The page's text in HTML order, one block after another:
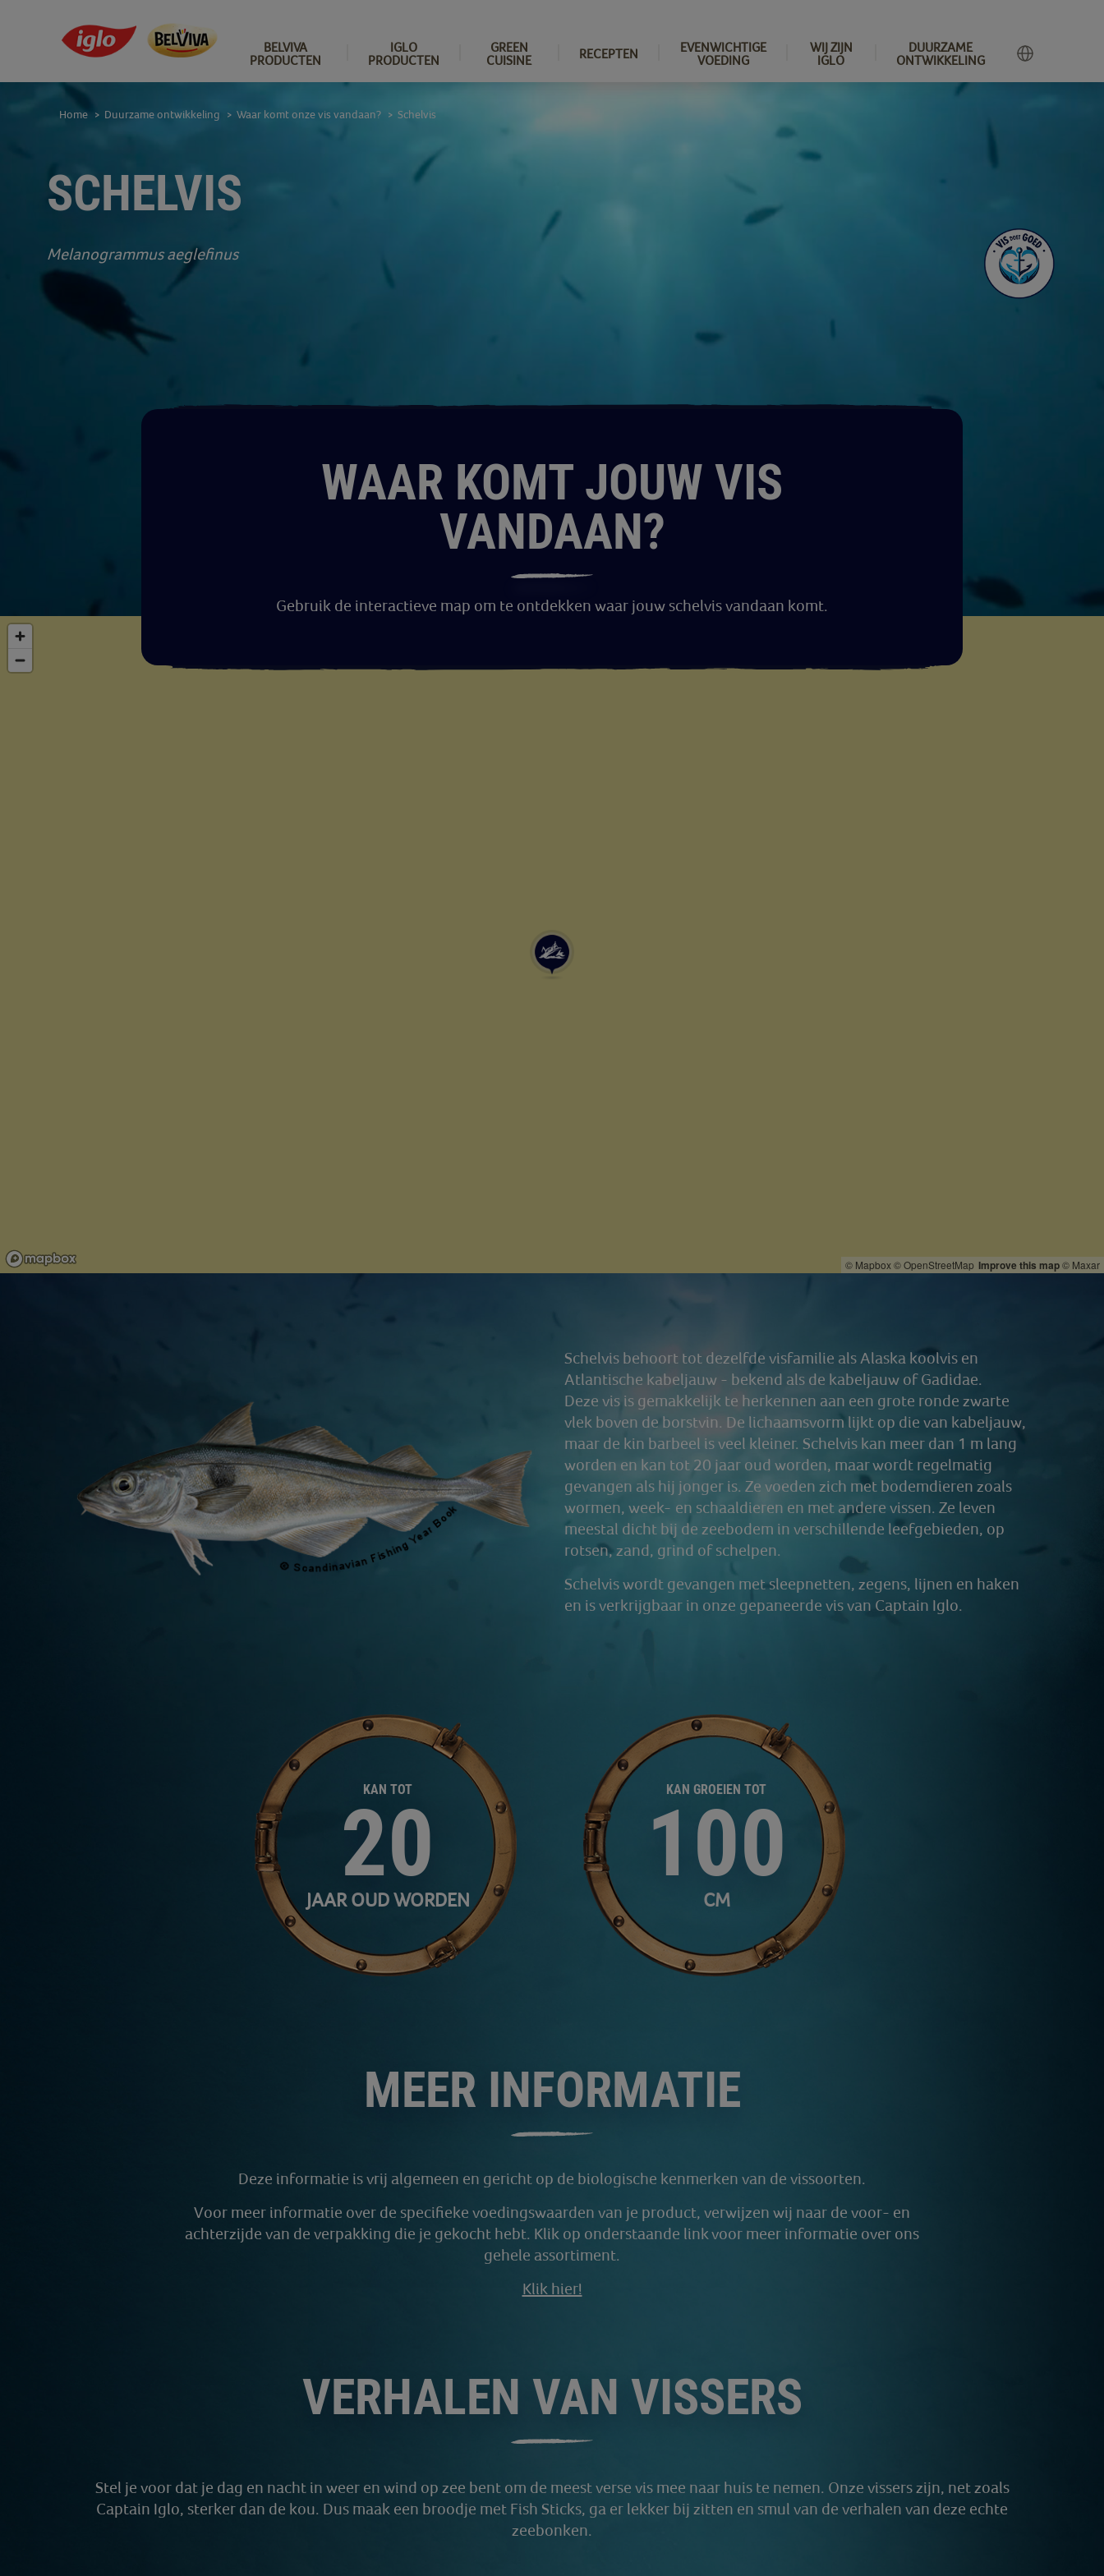
BELVIVA
PRODUCTEN
IGLO
PRODUCTEN
GREEN
CUISINE
RECEPTEN
EVENWICHTIGE
VOEDING
WIJ ZIJN
IGLO
DUURZAME
ONTWIKKELING
SCHELVIS
Melanogrammus aeglefinus
WAAR KOMT JOUW VIS
VANDAAN?
Gebruik de interactieve map om te ontdekken waar jouw schelvis vandaan komt.
Home > Duurzame ontwikkeling > Waar komt onze vis vandaan? > Schelvis
© Mapbox© OpenStreetMap Improve this map© Maxar
Schelvis behoort tot dezelfde visfamilie als Alaska koolvis en
Atlantische kabeljauw - bekend als de kabeljauw of Gadidae.
Deze vis is gemakkelijk te herkennen aan een grote ronde zwarte
vlek boven de borstvin. De lichaamsvorm lijkt op die van kabeljauw,
maar de kin barbeel is veel kleiner. Schelvis kan meer dan 1 m lang
worden en kan tot 20 jaar oud worden, maar wordt regelmatig
gevangen als hij jonger is. Ze voeden zich met bodemdieren zoals
wormen, week- en schaaldieren en met andere vissen. Ze leven
meestal dicht bij de zeebodem in verschillende leefgebieden, op
rotsen, zand, grind of schelpen.
Schelvis wordt gevangen met sleepnetten, zegens, lijnen en haken
en is verkrijgbaar in onze gepaneerde vis van Captain Iglo.
KAN TOT
20
JAAR OUD WORDEN
KAN GROEIEN TOT
100
CM
MEER INFORMATIE
Deze informatie is vrij algemeen en gericht op de biologische kenmerken van de vissoorten.
Voor meer informatie over de specifieke voedingswaarden van je product, verwijzen wij naar de voor- en
achterzijde van de verpakking die je gekocht hebt. Klik op onderstaande link voor meer informatie over ons
gehele assortiment.
Klik hier!
VERHALEN VAN VISSERS
Stel je voor dat je dag en nacht in weer en wind op zee bent om de meest verse vis mee naar huis te nemen. Onze vissers zijn, net zoals
Captain Iglo, sterker dan de kou. Dus maak een broodje met Fish Sticks, ga er lekker bij zitten en smul van de verhalen van deze echte
zeebonken.